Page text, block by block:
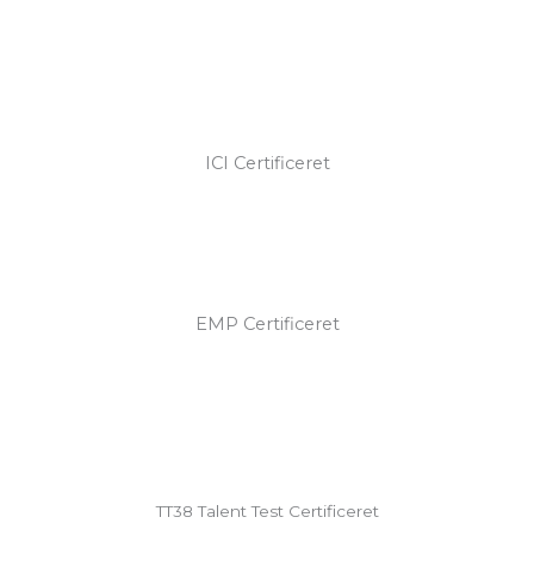
ICI Certificeret
EMP Certificeret
TT38 Talent Test Certificeret